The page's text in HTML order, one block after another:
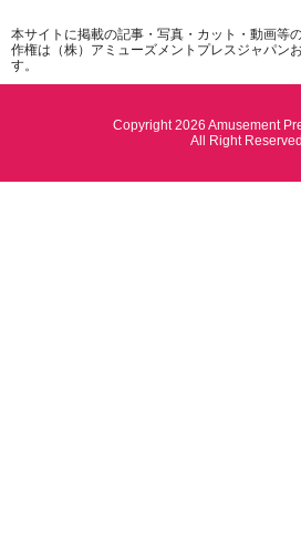
本サイトに掲載の記事・写真・カット・動画等
作権は（株）アミューズメントプレスジャパン
す。
Copyright 2026 Amusement
All Right